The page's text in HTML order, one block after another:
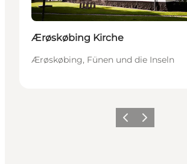
Ærøskøbing Kirche
Ærøskøbing, Fünen und die Inseln
ZurückWeiter